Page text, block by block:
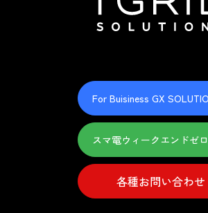
For Buisiness GX
スマ電ウィークエンドゼロ
各種お問い合わせ